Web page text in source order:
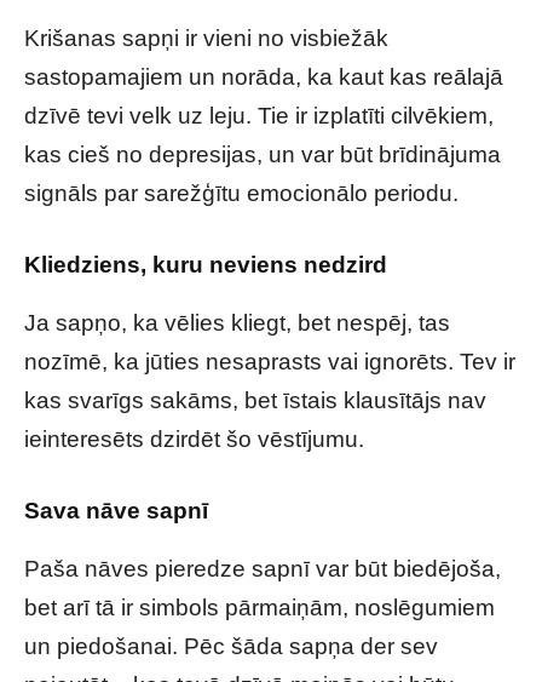
Krišanas sapņi ir vieni no visbiežāk
sastopamajiem un norāda, ka kaut kas reālajā
dzīvē tevi velk uz leju. Tie ir izplatīti cilvēkiem,
kas cieš no depresijas, un var būt brīdinājuma
signāls par sarežģītu emocionālo periodu.
Kliedziens, kuru neviens nedzird
Ja sapņo, ka vēlies kliegt, bet nespēj, tas
nozīmē, ka jūties nesaprasts vai ignorēts. Tev ir
kas svarīgs sakāms, bet īstais klausītājs nav
ieinteresēts dzirdēt šo vēstījumu.
Sava nāve sapnī
Paša nāves pieredze sapnī var būt biedējoša,
bet arī tā ir simbols pārmaiņām, noslēgumiem
un piedošanai. Pēc šāda sapņa der sev